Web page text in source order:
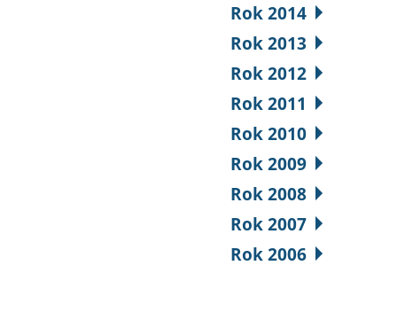
Rok 2014
Rok 2013
Rok 2012
Rok 2011
Rok 2010
Rok 2009
Rok 2008
Rok 2007
Rok 2006